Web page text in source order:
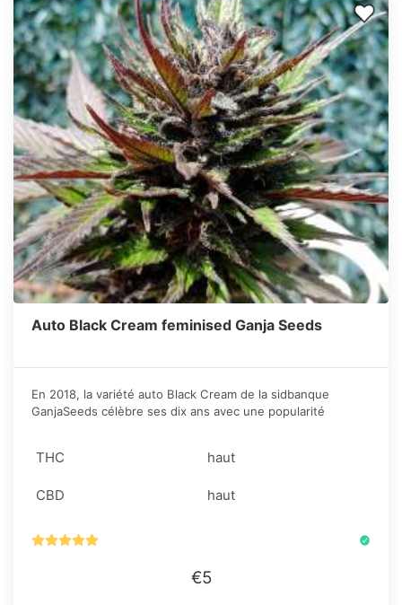
Auto Black Cream feminised Ganja Seeds
En 2018, la variété auto Black Cream de la sidbanque
GanjaSeeds célèbre ses dix ans avec une popularité
l’hyride du cannabis.
THC haut
CBD haut
€5